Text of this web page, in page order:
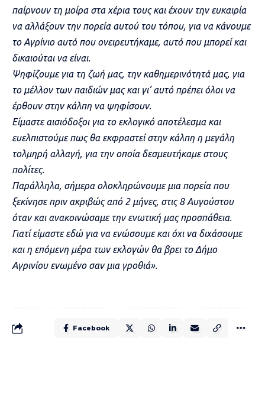
παίρνουν τη μοίρα στα χέρια τους και έχουν την ευκαιρία
να αλλάξουν την πορεία αυτού του τόπου, για να κάνουμε
το Αγρίνιο αυτό που ονειρευτήκαμε, αυτό που μπορεί και
δικαιούται να είναι.
Ψηφίζουμε για τη ζωή μας, την καθημερινότητά μας, για
το μέλλον των παιδιών μας και γι’ αυτό πρέπει όλοι να
έρθουν στην κάλπη να ψηφίσουν.
Είμαστε αισιόδοξοι για το εκλογικό αποτέλεσμα και
ευελπιστούμε πως θα εκφραστεί στην κάλπη η μεγάλη
τολμηρή αλλαγή, για την οποία δεσμευτήκαμε στους
πολίτες.
Παράλληλα, σήμερα ολοκληρώνουμε μια πορεία που
ξεκίνησε πριν ακριβώς από 2 μήνες, στις 8 Αυγούστου
όταν και ανακοινώσαμε την ενωτική μας προσπάθεια.
Γιατί είμαστε εδώ για να ενώσουμε και όχι να διχάσουμε
και η επόμενη μέρα των εκλογών θα βρει το Δήμο
Αγρινίου ενωμένο σαν μια γροθιά».
Facebook